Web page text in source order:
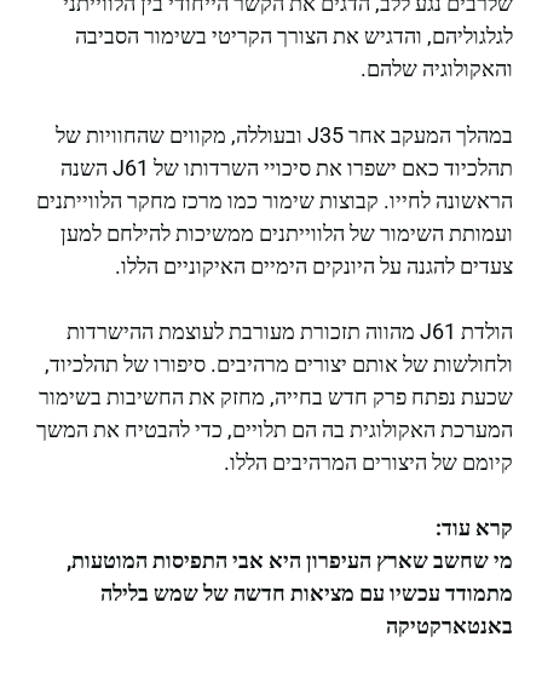
לגלגוליהם, והדגיש את הצורך הקריטי בשימור הסביבה
והאקולוגיה שלהם.
במהלך המעקב אחר J35 ובעוללה, מקווים שהחוויות של
תהלכיוד כאם ישפרו את סיכויי השרדותו של J61 השנה
הראשונה לחייו. קבוצות שימור כמו מרכז מחקר הלווייתנים
ועמותת השימור של הלווייתנים ממשיכות להילחם למען
צעדים להגנה על היונקים הימיים האיקוניים הללו.
הולדת J61 מהווה תזכורת מעורבת לעוצמת ההישרדות
ולחולשות של אותם יצורים מרהיבים. סיפורו של תהלכיוד,
שכעת נפתח פרק חדש בחייה, מחזק את החשיבות בשימור
המערכת האקולוגית בה הם תלויים, כדי להבטיח את המשך
קיומם של היצורים המרהיבים הללו.
קרא עוד:
מי שחשב שארץ העיפרון היא אבי התפיסות המוטעות,
מתמודד עכשיו עם מציאות חדשה של שמש בלילה
באנטארקטיקה